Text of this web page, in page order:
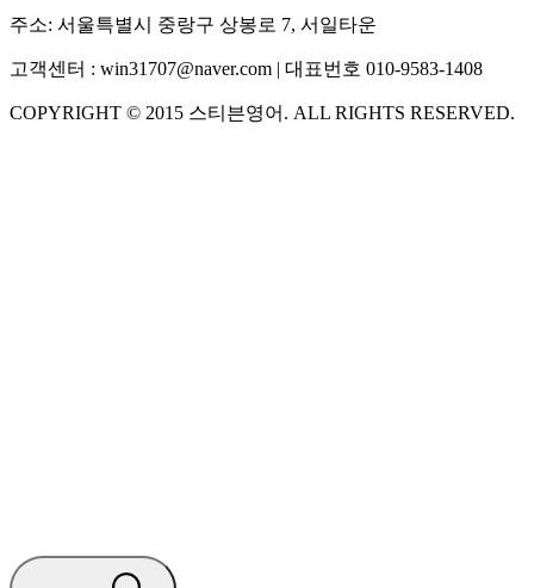
주소: 서울특별시 중랑구 상봉로 7, 서일타운
고객센터 : win31707@naver.com | 대표번호 010-9583-1408
COPYRIGHT © 2015 스티븐영어 . ALL RIGHTS RESERVED.